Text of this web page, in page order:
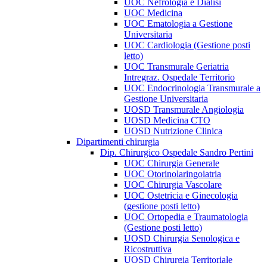
UOC Nefrologia e Dialisi
UOC Medicina
UOC Ematologia a Gestione
Universitaria
UOC Cardiologia (Gestione posti
letto)
UOC Transmurale Geriatria
Intregraz. Ospedale Territorio
UOC Endocrinologia Transmurale a
Gestione Universitaria
UOSD Transmurale Angiologia
UOSD Medicina CTO
UOSD Nutrizione Clinica
Dipartimenti chirurgia
Dip. Chirurgico Ospedale Sandro Pertini
UOC Chirurgia Generale
UOC Otorinolaringoiatria
UOC Chirurgia Vascolare
UOC Ostetricia e Ginecologia
(gestione posti letto)
UOC Ortopedia e Traumatologia
(Gestione posti letto)
UOSD Chirurgia Senologica e
Ricostruttiva
UOSD Chirurgia Territoriale